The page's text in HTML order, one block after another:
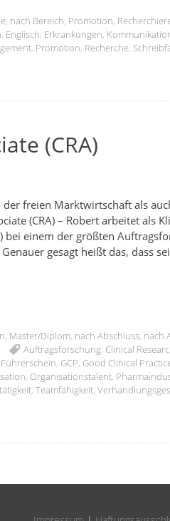
, nach Bereich, Promotion,
, Englisch, Erkrankungen,
, Promotion, Recherche,
(CRA)
freien Marktwirtschaft als
(CRA) – Robert arbeitet als
bei einem der größten
gesagt heißt das, dass
, Master/Diplom, nach Abschluss, nach
Auftragsforschung, Clinical
Führerschein, GCP, Good Clinical
, Organisationstalent,
, Teamfähigkeit,